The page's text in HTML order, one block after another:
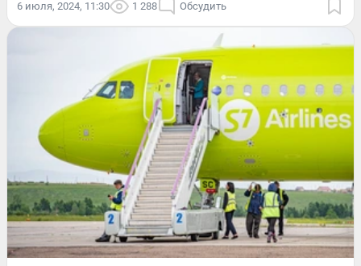
6 июля, 2024, 11:30 1 288 Обсудить